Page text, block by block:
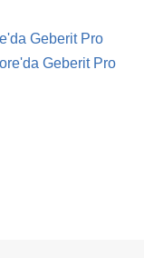
Geberit Pro
Geberit Pro